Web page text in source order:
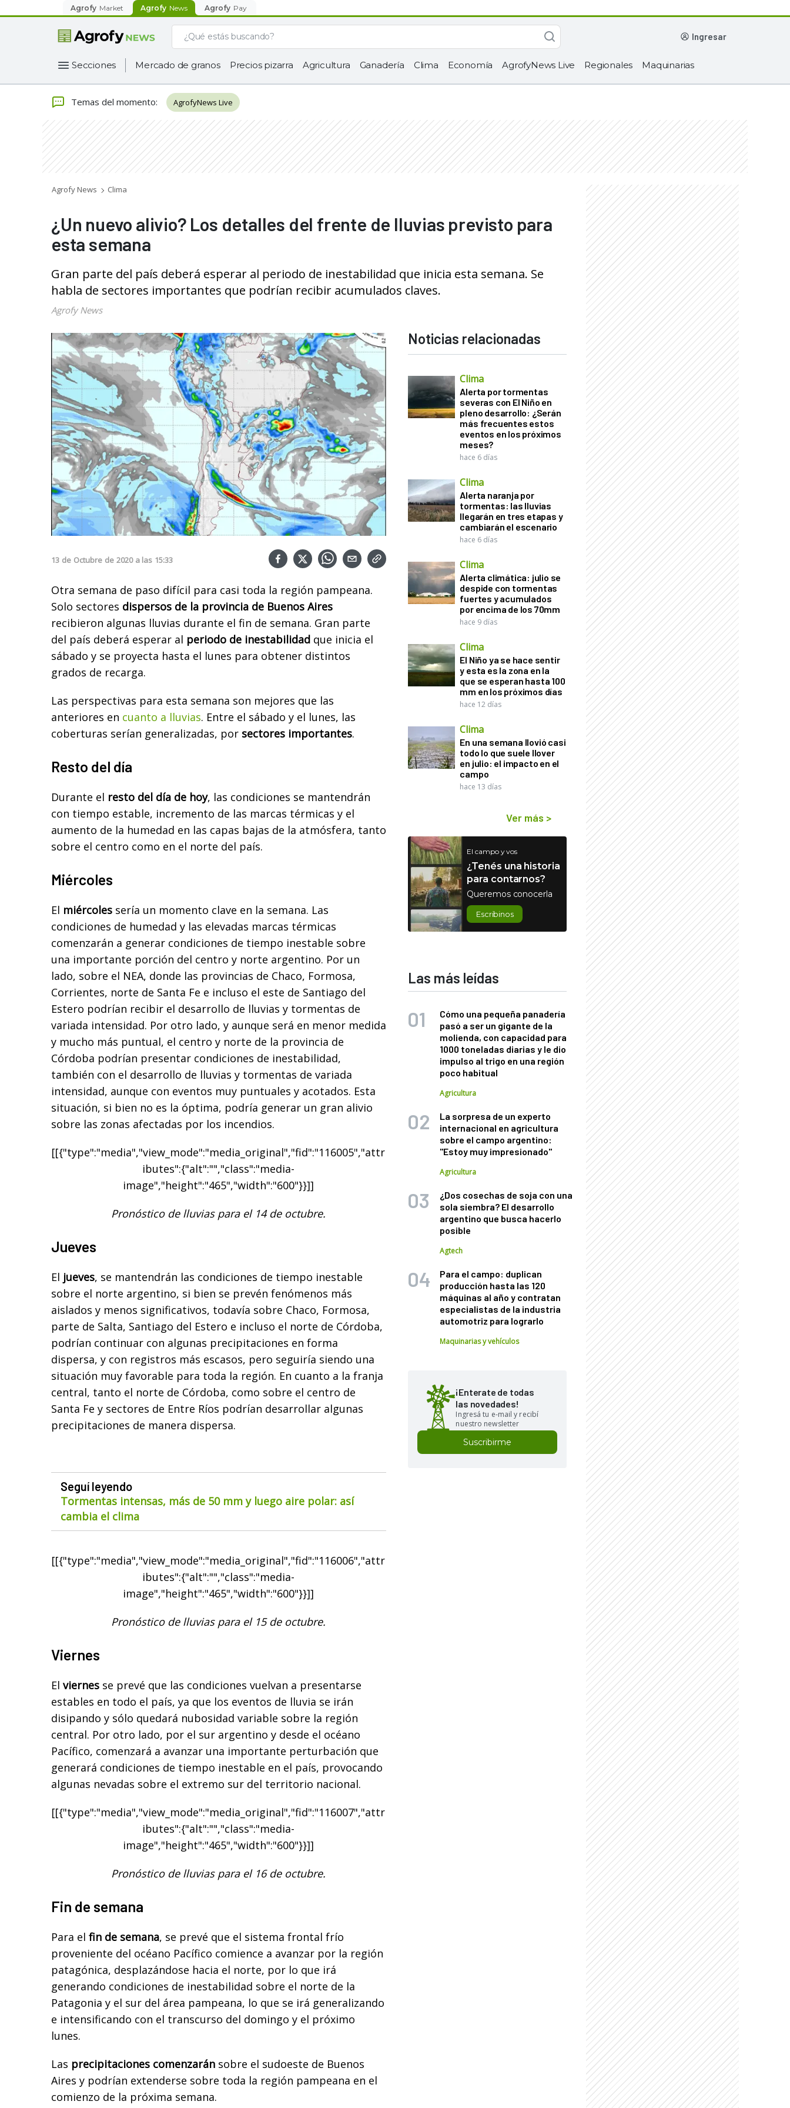
Agrofy Market Agrofy News Agrofy Pay
ingresar
Secciones Mercado de granos Precios pizarra Agricultura Ganadería Clima Economía AgrofyNews Live Regionales Maquinarias
Temas del momento: AgrofyNews Live
Agrofy News Clima
¿Un nuevo alivio? Los detalles del frente de lluvias previsto para
esta semana
Gran parte del país deberá esperar al periodo de inestabilidad que inicia esta semana. Se
habla de sectores importantes que podrían recibir acumulados claves.
Agrofy News
13 de Octubre de 2020 a las 15:33
Otra semana de paso difícil para casi toda la región pampeana.
Solo sectores dispersos de la provincia de Buenos Aires
recibieron algunas lluvias durante el fin de semana. Gran parte
del país deberá esperar al periodo de inestabilidad que inicia el
sábado y se proyecta hasta el lunes para obtener distintos
grados de recarga.
Las perspectivas para esta semana son mejores que las
anteriores en cuanto a lluvias. Entre el sábado y el lunes, las
coberturas serían generalizadas, por sectores importantes.
Resto del día
Durante el resto del día de hoy, las condiciones se mantendrán
con tiempo estable, incremento de las marcas térmicas y el
aumento de la humedad en las capas bajas de la atmósfera, tanto
sobre el centro como en el norte del país.
Miércoles
El miércoles sería un momento clave en la semana. Las
condiciones de humedad y las elevadas marcas térmicas
comenzarán a generar condiciones de tiempo inestable sobre
una importante porción del centro y norte argentino. Por un
lado, sobre el NEA, donde las provincias de Chaco, Formosa,
Corrientes, norte de Santa Fe e incluso el este de Santiago del
Estero podrían recibir el desarrollo de lluvias y tormentas de
variada intensidad. Por otro lado, y aunque será en menor medida
y mucho más puntual, el centro y norte de la provincia de
Córdoba podrían presentar condiciones de inestabilidad,
también con el desarrollo de lluvias y tormentas de variada
intensidad, aunque con eventos muy puntuales y acotados. Esta
situación, si bien no es la óptima, podría generar un gran alivio
sobre las zonas afectadas por los incendios.
[[{"type":"media","view_mode":"media_original","fid":"116005","attr
ibutes":{"alt":"","class":"media-
image","height":"465","width":"600"}}]]
Pronóstico de lluvias para el 14 de octubre.
Jueves
El jueves, se mantendrán las condiciones de tiempo inestable
sobre el norte argentino, si bien se prevén fenómenos más
aislados y menos significativos, todavía sobre Chaco, Formosa,
parte de Salta, Santiago del Estero e incluso el norte de Córdoba,
podrían continuar con algunas precipitaciones en forma
dispersa, y con registros más escasos, pero seguiría siendo una
situación muy favorable para toda la región. En cuanto a la franja
central, tanto el norte de Córdoba, como sobre el centro de
Santa Fe y sectores de Entre Ríos podrían desarrollar algunas
precipitaciones de manera dispersa.
Seguí leyendo
Tormentas intensas, más de 50 mm y luego aire polar: así
cambia el clima
[[{"type":"media","view_mode":"media_original","fid":"116006","attr
ibutes":{"alt":"","class":"media-
image","height":"465","width":"600"}}]]
Pronóstico de lluvias para el 15 de octubre.
Viernes
El viernes se prevé que las condiciones vuelvan a presentarse
estables en todo el país, ya que los eventos de lluvia se irán
disipando y sólo quedará nubosidad variable sobre la región
central. Por otro lado, por el sur argentino y desde el océano
Pacífico, comenzará a avanzar una importante perturbación que
generará condiciones de tiempo inestable en el país, provocando
algunas nevadas sobre el extremo sur del territorio nacional.
[[{"type":"media","view_mode":"media_original","fid":"116007","attr
ibutes":{"alt":"","class":"media-
image","height":"465","width":"600"}}]]
Pronóstico de lluvias para el 16 de octubre.
Fin de semana
Para el fin de semana, se prevé que el sistema frontal frío
proveniente del océano Pacífico comience a avanzar por la región
patagónica, desplazándose hacia el norte, por lo que irá
generando condiciones de inestabilidad sobre el norte de la
Patagonia y el sur del área pampeana, lo que se irá generalizando
e intensificando con el transcurso del domingo y el próximo
lunes.
Las precipitaciones comenzarán sobre el sudoeste de Buenos
Aires y podrían extenderse sobre toda la región pampeana en el
comienzo de la próxima semana.
Noticias relacionadas
Clima
Alerta por tormentas
severas con El Niño en
pleno desarrollo: ¿Serán
más frecuentes estos
eventos en los próximos
meses?
hace 6 días
Clima
Alerta naranja por
tormentas: las lluvias
llegarán en tres etapas y
cambiarán el escenario
hace 6 días
Clima
Alerta climática: julio se
despide con tormentas
fuertes y acumulados
por encima de los 70mm
hace 9 días
Clima
El Niño ya se hace sentir
y esta es la zona en la
que se esperan hasta 100
mm en los próximos días
hace 12 días
Clima
En una semana llovió casi
todo lo que suele llover
en julio: el impacto en el
campo
hace 13 días
Ver más >
El campo y vos
¿Tenés una historia
para contarnos?
Queremos conocerla
Escribinos
Las más leídas
Cómo una pequeña panadería
pasó a ser un gigante de la
molienda, con capacidad para
1000 toneladas diarias y le dio
impulso al trigo en una región
poco habitual
Agricultura
La sorpresa de un experto
internacional en agricultura
sobre el campo argentino:
"Estoy muy impresionado"
Agricultura
¿Dos cosechas de soja con una
sola siembra? El desarrollo
argentino que busca hacerlo
posible
Agtech
Para el campo: duplican
producción hasta las 120
máquinas al año y contratan
especialistas de la industria
automotriz para lograrlo
Maquinarias y vehículos
¡Enterate de todas
las novedades!
Ingresá tu e-mail y recibí
nuestro newsletter
Suscribirme